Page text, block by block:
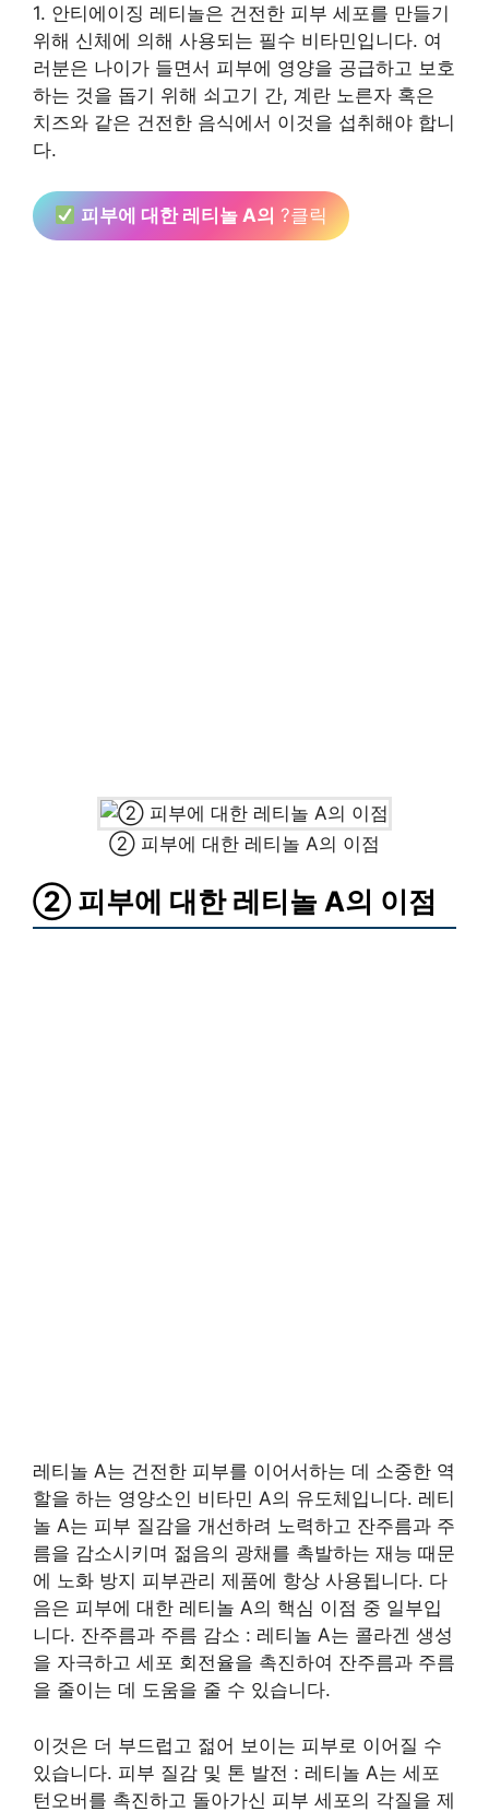
1. 안티에이징 레티놀은 건전한 피부 세포를 만들기
위해 신체에 의해 사용되는 필수 비타민입니다. 여
러분은 나이가 들면서 피부에 영양을 공급하고 보호
하는 것을 돕기 위해 쇠고기 간, 계란 노른자 혹은
치즈와 같은 건전한 음식에서 이것을 섭취해야 합니
다.
피부에 대한 레티놀 A의 ?클릭
② 피부에 대한 레티놀 A의 이점
② 피부에 대한 레티놀 A의 이점
레티놀 A는 건전한 피부를 이어서하는 데 소중한 역
할을 하는 영양소인 비타민 A의 유도체입니다. 레티
놀 A는 피부 질감을 개선하려 노력하고 잔주름과 주
름을 감소시키며 젊음의 광채를 촉발하는 재능 때문
에 노화 방지 피부관리 제품에 항상 사용됩니다. 다
음은 피부에 대한 레티놀 A의 핵심 이점 중 일부입
니다. 잔주름과 주름 감소 : 레티놀 A는 콜라겐 생성
을 자극하고 세포 회전율을 촉진하여 잔주름과 주름
을 줄이는 데 도움을 줄 수 있습니다.
이것은 더 부드럽고 젊어 보이는 피부로 이어질 수
있습니다. 피부 질감 및 톤 발전 : 레티놀 A는 세포
턴오버를 촉진하고 돌아가신 피부 세포의 각질을 제